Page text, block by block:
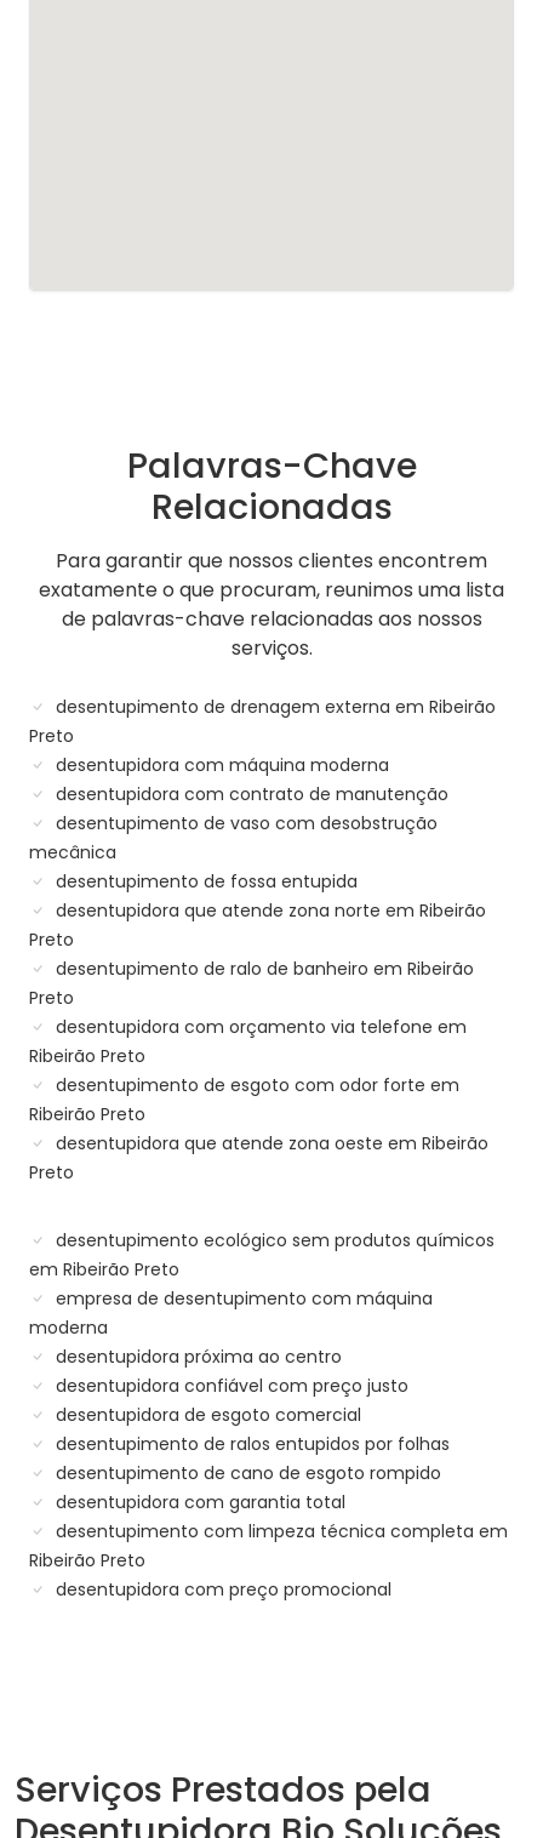
Palavras-Chave
Relacionadas
Para garantir que nossos clientes encontrem
exatamente o que procuram, reunimos uma lista
de palavras-chave relacionadas aos nossos
serviços.
desentupimento de drenagem externa em Ribeirão
Preto
desentupidora com máquina moderna
desentupidora com contrato de manutenção
desentupimento de vaso com desobstrução
mecânica
desentupimento de fossa entupida
desentupidora que atende zona norte em Ribeirão
Preto
desentupimento de ralo de banheiro em Ribeirão
Preto
desentupidora com orçamento via telefone em
Ribeirão Preto
desentupimento de esgoto com odor forte em
Ribeirão Preto
desentupidora que atende zona oeste em Ribeirão
Preto
desentupimento ecológico sem produtos químicos
em Ribeirão Preto
empresa de desentupimento com máquina
moderna
desentupidora próxima ao centro
desentupidora confiável com preço justo
desentupidora de esgoto comercial
desentupimento de ralos entupidos por folhas
desentupimento de cano de esgoto rompido
desentupidora com garantia total
desentupimento com limpeza técnica completa em
Ribeirão Preto
desentupidora com preço promocional
Serviços Prestados pela